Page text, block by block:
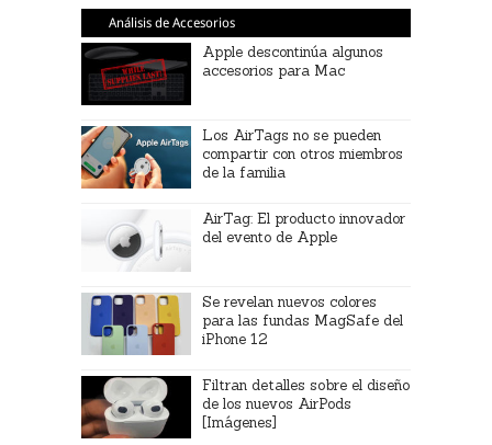
Análisis de Accesorios
Apple descontinúa algunos
accesorios para Mac
Los AirTags no se pueden
compartir con otros miembros
de la familia
AirTag: El producto innovador
del evento de Apple
Se revelan nuevos colores
para las fundas MagSafe del
iPhone 12
Filtran detalles sobre el diseño
de los nuevos AirPods
[Imágenes]